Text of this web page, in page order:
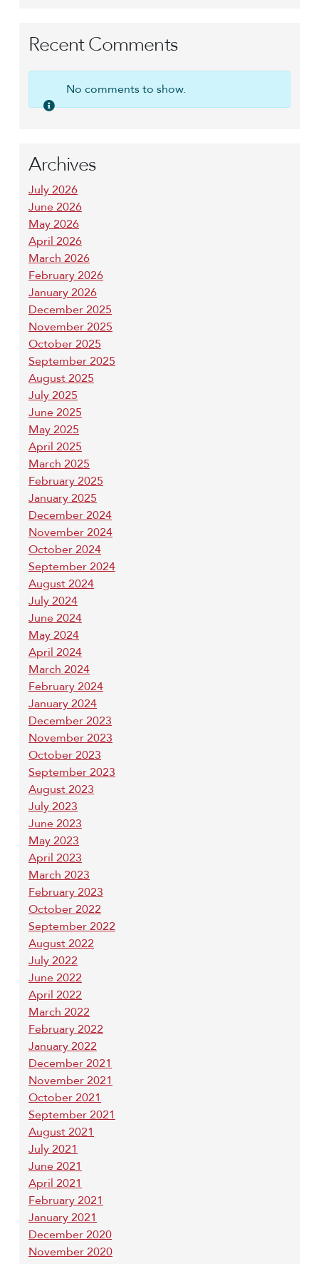
Recent Comments
No comments to show.
Archives
July 2026
June 2026
May 2026
April 2026
March 2026
February 2026
January 2026
December 2025
November 2025
October 2025
September 2025
August 2025
July 2025
June 2025
May 2025
April 2025
March 2025
February 2025
January 2025
December 2024
November 2024
October 2024
September 2024
August 2024
July 2024
June 2024
May 2024
April 2024
March 2024
February 2024
January 2024
December 2023
November 2023
October 2023
September 2023
August 2023
July 2023
June 2023
May 2023
April 2023
March 2023
February 2023
October 2022
September 2022
August 2022
July 2022
June 2022
April 2022
March 2022
February 2022
January 2022
December 2021
November 2021
October 2021
September 2021
August 2021
July 2021
June 2021
April 2021
February 2021
January 2021
December 2020
November 2020